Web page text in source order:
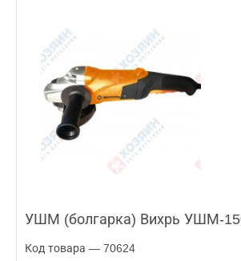
УШМ (болгарка) Вихрь УШМ-
Код товара — 70624